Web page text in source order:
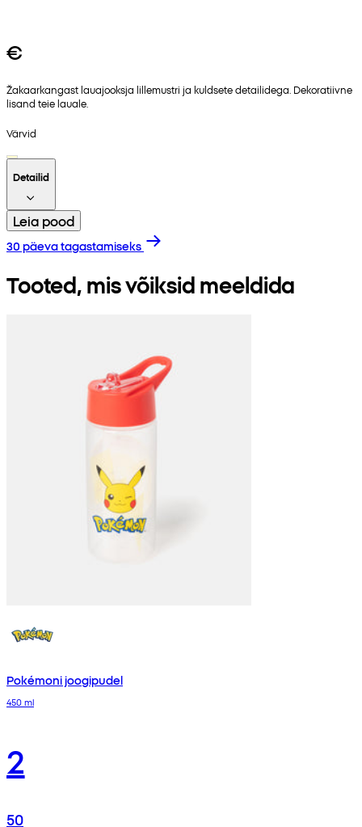
€
Žakaarkangast lauajooksja lillemustri ja kuldsete detailidega. Dekoratiivne
lisand teie lauale.
Värvid
Detailid
Leia pood
30 päeva tagastamiseks
Tooted, mis võiksid meeldida
Pokémoni joogipudel
450 ml
2
50